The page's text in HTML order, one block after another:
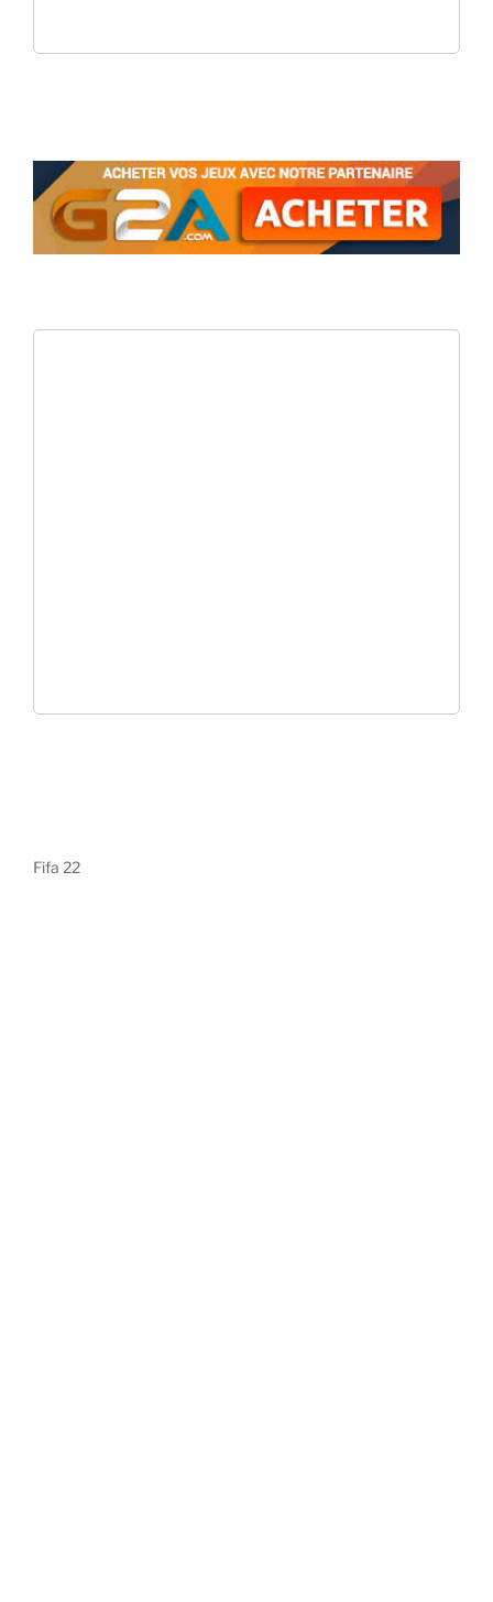
Fifa 22